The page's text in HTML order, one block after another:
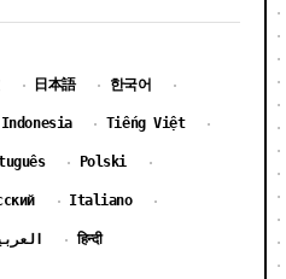
· 日本語 · 한국어 ·
Indonesia · Tiếng Việt ·
· Polski ·
· Italiano ·
· हिन्दी